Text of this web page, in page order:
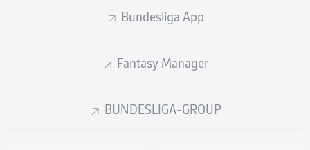
Bundesliga App
Fantasy Manager
BUNDESLIGA-GROUP
إحصائيات موسم 2022/2023